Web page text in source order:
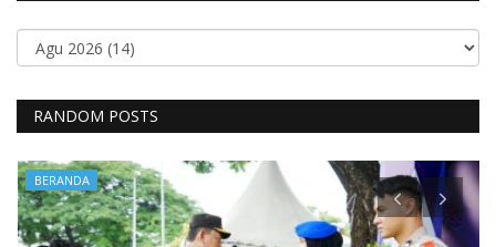
RANDOM POSTS
BERANDA